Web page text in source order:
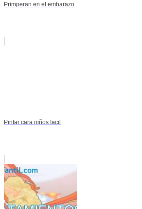
Primperan en el embarazo
Pintar cara niños facil